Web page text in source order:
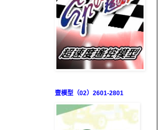
壹模型（02）2601-2801